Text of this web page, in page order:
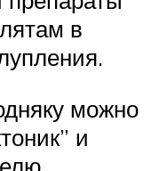
в
можно
и